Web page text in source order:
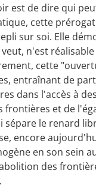
est de dire qui
cette
sur soi. Elle
n'est
cette
entraînant de
dans l'accès à
frontières et de
sépare le renard
encore
en son sein
des